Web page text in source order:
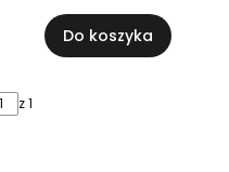
Do koszyka
z 1